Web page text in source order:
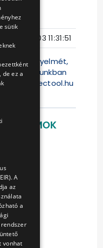
V-46/17
2017-02-03 11:31:51
figyelmét,
eljárásunkban
www.electool.hu
sütik
ez a
A
az
a
vonhat